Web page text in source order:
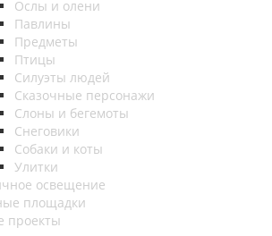
Ослы и олени
Павлины
Предметы
Птицы
Силуэты людей
Сказочные персонажи
Слоны и бегемоты
Снеговики
Собаки и коты
Улитки
освещение
площадки
проекты